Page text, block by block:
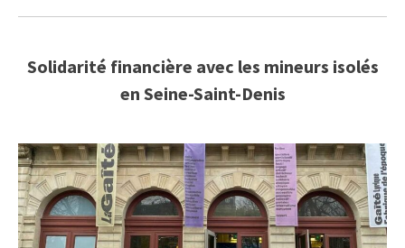
Solidarité financière avec les mineurs isolés
en Seine-Saint-Denis